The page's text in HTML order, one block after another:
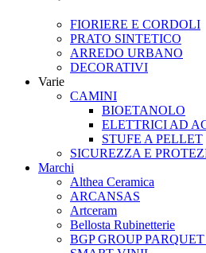
FIORIERE E CORDOLI
PRATO SINTETICO
ARREDO URBANO
DECORATIVI
Varie
CAMINI
BIOETANOLO
ELETTRICI AD
STUFE A PELLET
SICUREZZA E
Marchi
Althea Ceramica
ARCANSAS
Artceram
Bellosta Rubinetterie
BGP GROUP